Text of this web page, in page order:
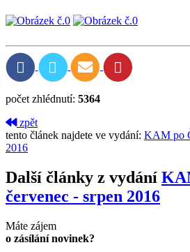
počet zhlédnutí: 5364
zpět
tento článek najdete ve vydání: KAM po
2016
Další články z vydání
červenec - srpen 2016
Máte zájem
o zásílání novinek?